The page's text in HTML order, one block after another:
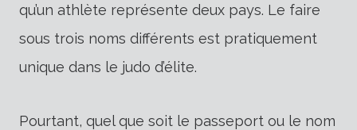
qu’un athlète représente deux pays. Le faire
sous trois noms différents est pratiquement
unique dans le judo d’élite.
Pourtant, quel que soit le passeport ou le nom